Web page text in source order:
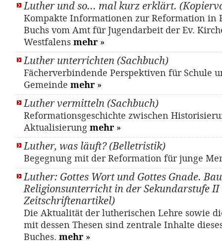
Luther und so... mal kurz erklärt.
Kompakte Informationen zur Reformation in
Buchs vom Amt für Jugendarbeit der Ev.
Westfalens mehr »
Luther unterrichten (Sachbuch)
Fächerverbindende Perspektiven für Schule
Gemeinde mehr »
Luther vermitteln (Sachbuch)
Reformationsgeschichte zwischen
Aktualisierung mehr »
Luther, was läuft? (Belletristik)
Begegnung mit der Reformation für junge
Luther: Gottes Wort und Gottes Gnade.
Religionsunterricht in der Sekundarstufe II
Zeitschriftenartikel)
Die Aktualität der lutherischen Lehre sowie
mit dessen Thesen sind zentrale Inhalte
Buches. mehr »